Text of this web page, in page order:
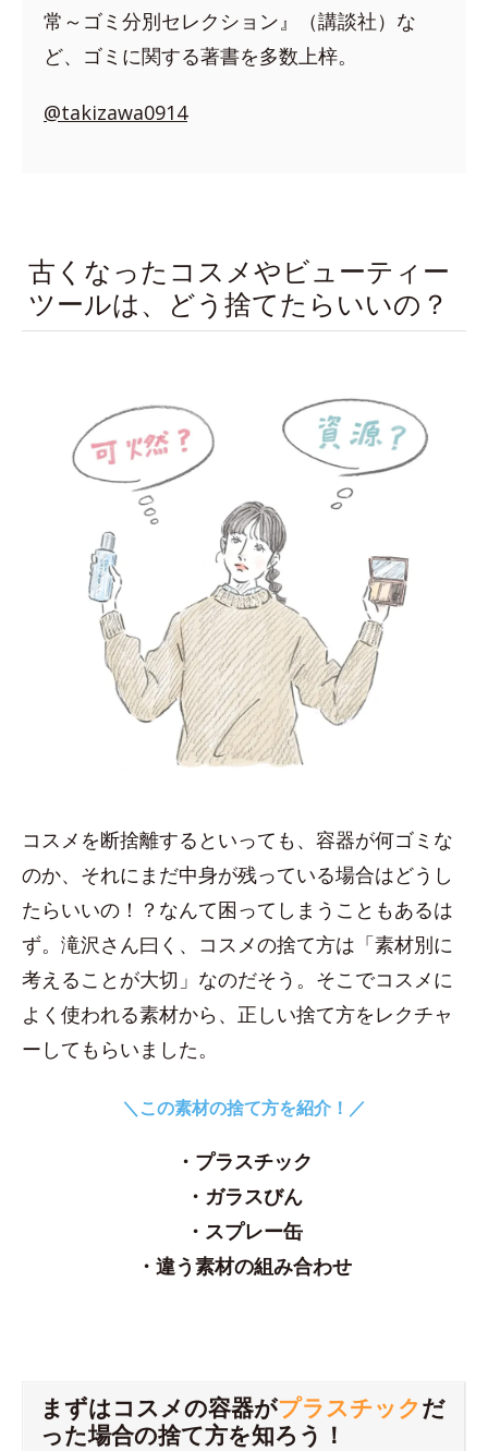
常～ゴミ分別セレクション』（講談社）な
ど、ゴミに関する著書を多数上梓。
@takizawa0914
古くなったコスメやビューティー
ツールは、どう捨てたらいいの？
コスメを断捨離するといっても、容器が何ゴミな
のか、それにまだ中身が残っている場合はどうし
たらいいの！？なんて困ってしまうこともあるは
ず。滝沢さん曰く、コスメの捨て方は「素材別に
考えることが大切」なのだそう。そこでコスメに
よく使われる素材から、正しい捨て方をレクチャ
ーしてもらいました。
＼この素材の捨て方を紹介！／
・プラスチック
・ガラスびん
・スプレー缶
・違う素材の組み合わせ
まずはコスメの容器がプラスチックだ
った場合の捨て方を知ろう！